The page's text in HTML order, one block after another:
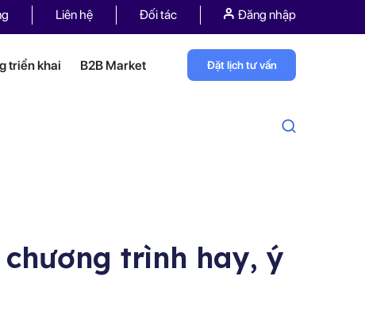
Liên hệ Đối tác Đăng nhập
triển khai B2B Market Đặt lịch tư vấn
trình hay, ý